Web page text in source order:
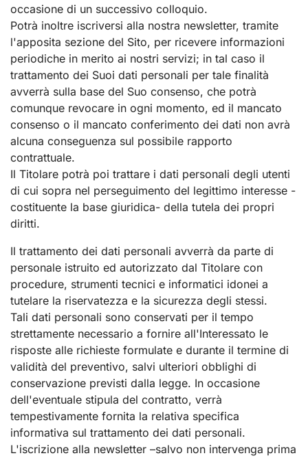
occasione di un successivo colloquio.
Potrà inoltre iscriversi alla nostra newsletter, tramite
l'apposita sezione del Sito, per ricevere informazioni
periodiche in merito ai nostri servizi; in tal caso il
trattamento dei Suoi dati personali per tale finalità
avverrà sulla base del Suo consenso, che potrà
comunque revocare in ogni momento, ed il mancato
consenso o il mancato conferimento dei dati non avrà
alcuna conseguenza sul possibile rapporto
contrattuale.
Il Titolare potrà poi trattare i dati personali degli utenti
di cui sopra nel perseguimento del legittimo interesse -
costituente la base giuridica- della tutela dei propri
diritti.
Il trattamento dei dati personali avverrà da parte di
personale istruito ed autorizzato dal Titolare con
procedure, strumenti tecnici e informatici idonei a
tutelare la riservatezza e la sicurezza degli stessi.
Tali dati personali sono conservati per il tempo
strettamente necessario a fornire all'Interessato le
risposte alle richieste formulate e durante il termine di
validità del preventivo, salvi ulteriori obblighi di
conservazione previsti dalla legge. In occasione
dell'eventuale stipula del contratto, verrà
tempestivamente fornita la relativa specifica
informativa sul trattamento dei dati personali.
L'iscrizione alla newsletter –salvo non intervenga prima